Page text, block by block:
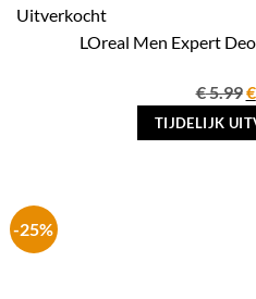
Uitverkocht
LOreal Men Expert
€5.99€
TIJDELIJK
-25%